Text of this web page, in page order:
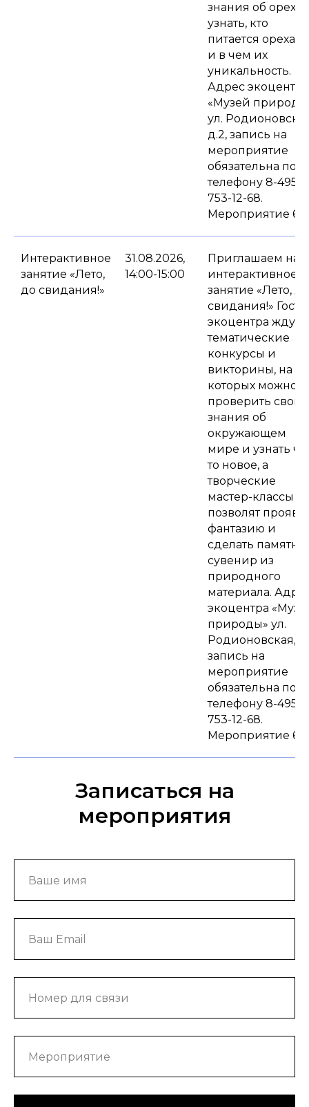
знания об орехах,
узнать, кто
питается
и в чем их
уникальность.
Адрес экоцентра
«Музей
ул.
д.2, запись на
мероприятие
обязательна по
телефону 8-495-
753-12-68.
Мероприятие 6+.
Интерактивное
занятие «Лето,
до свидания!»
31.08.2026,
14:00-15:00
Приглашаем на
интерактивное
занятие «Лето, до
свидания!»
экоцентра ждут
тематические
конкурсы и
викторины, на
которых можно
проверить свои
знания об
окружающем
мире и узнать
то новое, а
творческие
мастер-классы
позволят
фантазию и
сделать
сувенир из
природного
материала.
экоцентра
природы» ул.
Родионовская,
запись на
мероприятие
обязательна по
телефону 8-495-
753-12-68.
Мероприятие 6+.
Записаться на
мероприятия